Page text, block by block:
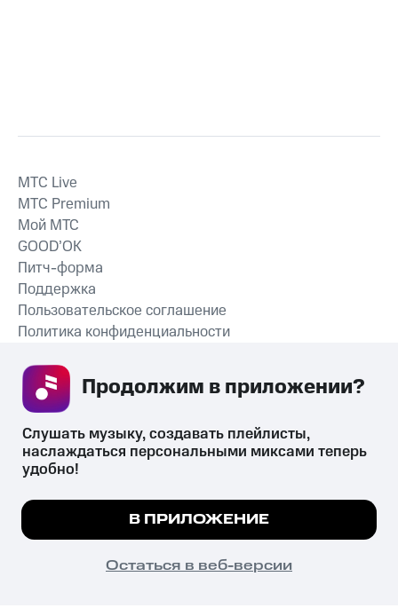
СКАЧАТЬ ПРИЛОЖЕНИЕ
MTС Live
MTС Premium
Мой МТС
GOOD’OK
Питч-форма
Поддержка
Пользовательское соглашение
Политика конфиденциальности
психотропных веществ, их аналогов причиняет вред здоровью,
их незаконный оборот запрещён и влечёт установленную
законодательством ответственность.
© 2026 ООО «КИОН».
Все права защищены
Мы используем куки, чтобы на сайте все
Подробнее
ПОНЯТНО
Слушать музыку, создавать плейлисты,
наслаждаться персональными миксами теперь
удобно!
В ПРИЛОЖЕНИЕ
Остаться в веб-версии